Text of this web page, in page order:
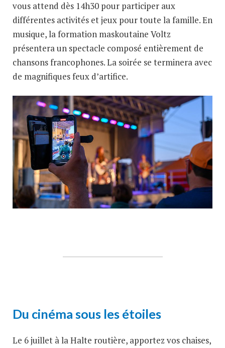
vous attend dès 14h30 pour participer aux
différentes activités et jeux pour toute la famille. En
musique, la formation maskoutaine Voltz
présentera un spectacle composé entièrement de
chansons francophones. La soirée se terminera avec
de magnifiques feux d’artifice.
Du cinéma sous les étoiles
Le 6 juillet à la Halte routière, apportez vos chaises,